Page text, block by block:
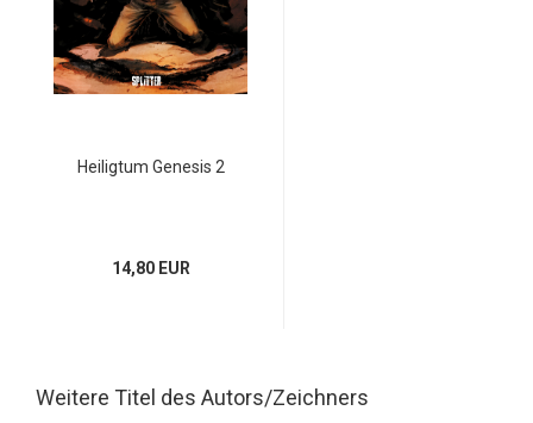
Heiligtum Genesis 2
14,80 EUR
Weitere Titel des Autors/Zeichners